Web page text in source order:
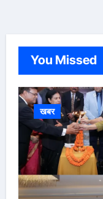
You Missed
खबर